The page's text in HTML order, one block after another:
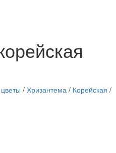
/ Хризантема / Корейская /